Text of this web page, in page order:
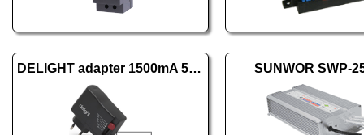
DELIGHT adapter 1500mA 55056B SUNWOR SWP-